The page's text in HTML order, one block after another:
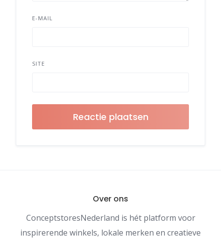
E-MAIL
SITE
Over ons
ConceptstoresNederland is hét platform voor
inspirerende winkels, lokale merken en creatieve